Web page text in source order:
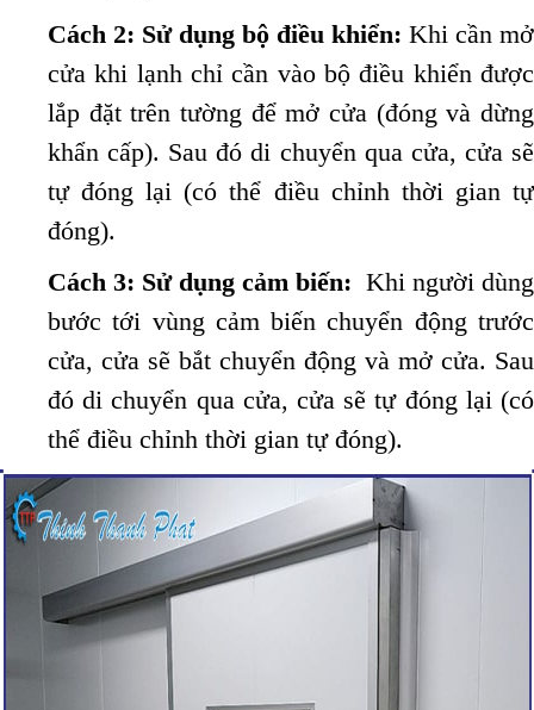
Cách 2: Sử dụng bộ điều khiển: Khi cần mở
cửa khi lạnh chỉ cần vào bộ điều khiển được
lắp đặt trên tường để mở cửa (đóng và dừng
khẩn cấp). Sau đó di chuyển qua cửa, cửa sẽ
tự đóng lại (có thể điều chỉnh thời gian tự
đóng).
Cách 3: Sử dụng cảm biến: Khi người dùng
bước tới vùng cảm biến chuyển động trước
cửa, cửa sẽ bắt chuyển động và mở cửa. Sau
đó di chuyển qua cửa, cửa sẽ tự đóng lại (có
thể điều chỉnh thời gian tự đóng).